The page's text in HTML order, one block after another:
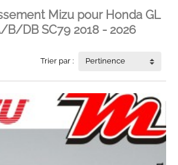
Mizu pour Honda GL
B/DB SC79 2018 - 2026
Trier par : Pertinence